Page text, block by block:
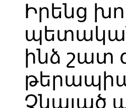
Իրենց
պետական
ինձ շատ
Չնայած